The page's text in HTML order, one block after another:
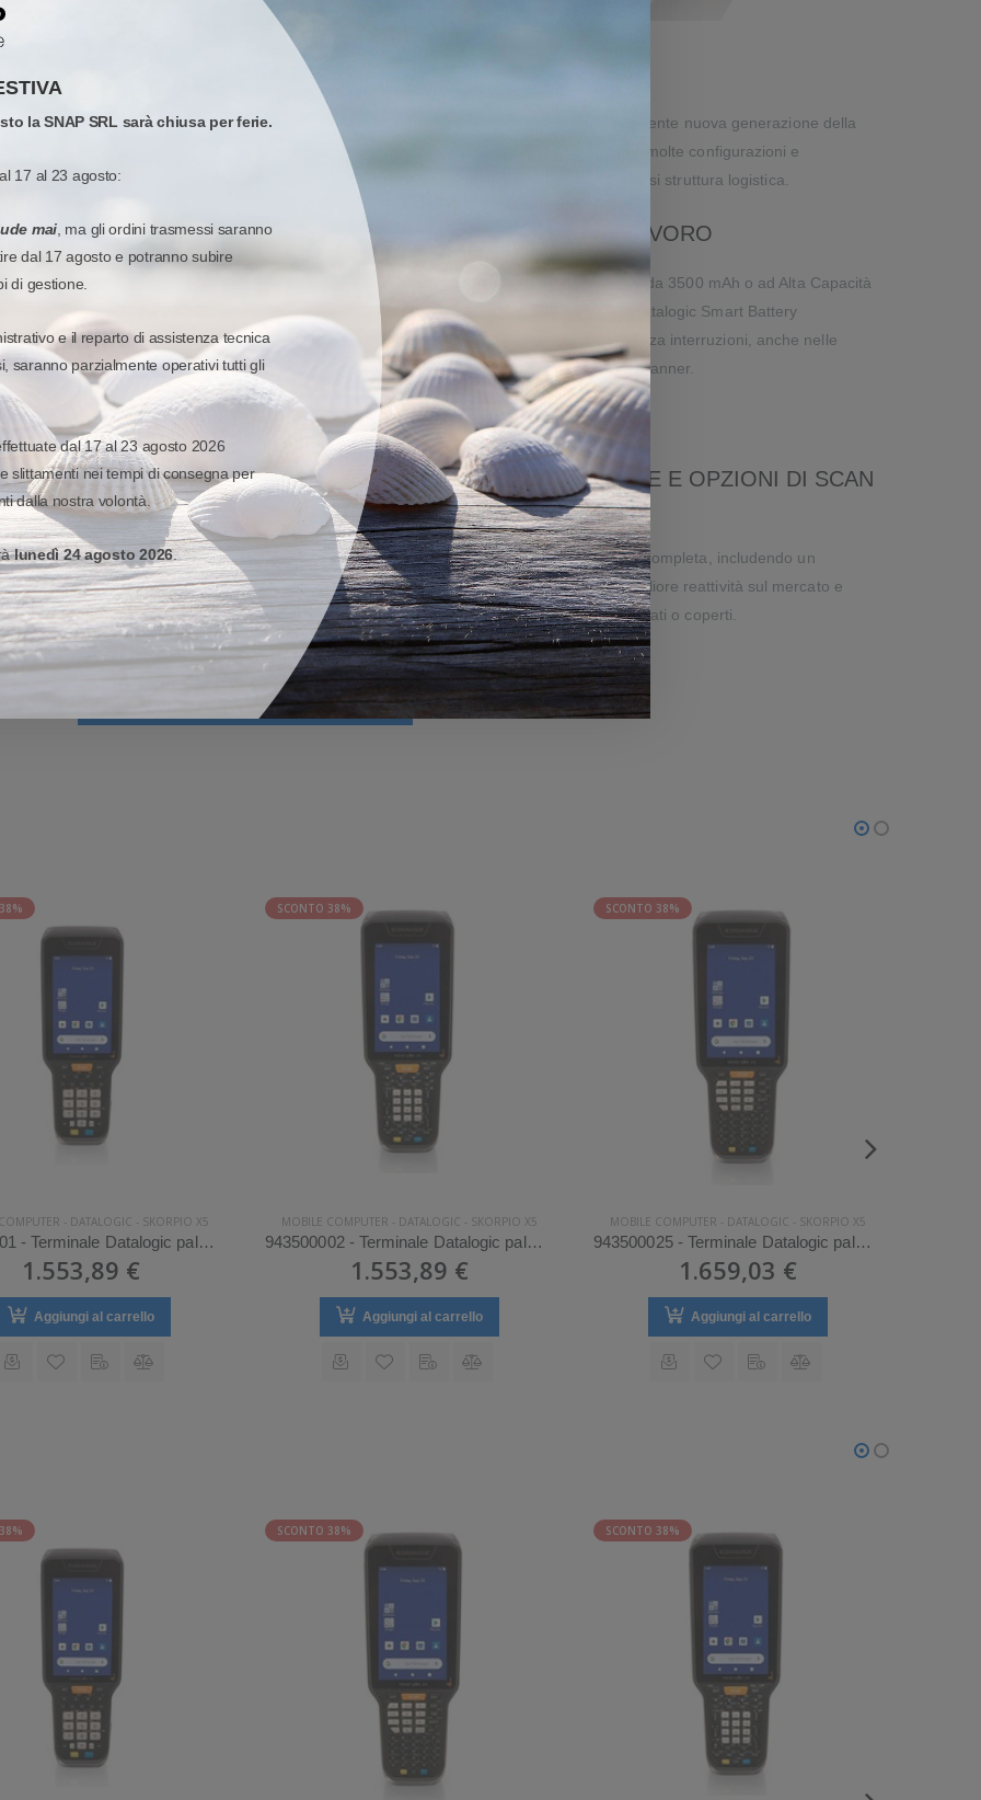
la SNAP SRL sarà chiusa per ferie.
17 al 23 agosto:
mai, ma gli ordini trasmessi saranno
dal 17 agosto e potranno subire
di gestione.
e il reparto di assistenza tecnica
saranno parzialmente operativi tutti gli
dal 17 al 23 agosto 2026
slittamenti nei tempi di consegna per
dalla nostra volontà.
lunedì 24 agosto 2026.
della categoria per affrontare le sfide aziendali più difficili nella raccolta dati. La potente nuova generazione della
di data collection, dai centri distributivi ai punti vendita. Leggero, ergonomico, con molte configurazioni e
di lavoro per i professionisti nei magazzini, nei negozi, nei reparti produttivi e in qualsiasi struttura logistica.
SDA660, leader di
applicazioni più
è certificato da Google come
gli ambienti più difficili, con
m / 6,0 ft su cemento.
AUTONOMIA PER INTERI TURNI DI LAVORO
La batteria sostituibile, disponibile in versione Standard da 3500 mAh o ad Alta Capacità
da 6200 mAh, la tecnologia hot swap e l’applicazione Datalogic Smart Battery
Management consentono agli utenti di operare 24/7 senza interruzioni, anche nelle
applicazioni più impegnative e con uso intensivo dello scanner.
“CLASSICA”
contactless con
con connettore pogo-pin
tramite la culla Skorpio.
PRESTAZIONI DI LETTURA AL VERTICE E OPZIONI DI SCAN
ENGINE
Skorpio X5 offre la selezione di motori di scansione più completa, includendo un
nuovissimo Extra Long Range (XLR) near-far con la migliore reattività sul mercato e
prestazioni di lettura eccellenti anche su codici danneggiati o coperti.
VISUALIZZA MODELLO ED OPZIONI
- DATALOGIC - SKORPIO X5
943500001 - Terminale Datalogic palmare modello Skorpio X5
1.553,89 €
Aggiungi al carrello
SCONTO 38%
MOBILE COMPUTER - DATALOGIC - SKORPIO X5
943500002 - Terminale Datalogic palmare modello Skorpio X5
1.553,89 €
Aggiungi al carrello
SCONTO 38%
MOBILE COMPUTER - DATALOGIC - SKORPIO X5
943500025 - Terminale Datalogic palmare modello Skorpio X5
1.659,03 €
Aggiungi al carrello
SCONTO 38% SCONTO 38%